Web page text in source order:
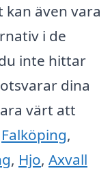
även vara
i de
inte hittar
dina
värt att
Falköping,
, Hjo, Axvall